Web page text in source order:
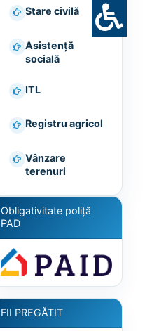
Stare civilă
Asistență
socială
ITL
Registru agricol
Vânzare
terenuri
Obligativitate poliță
PAD
FII PREGĂTIT